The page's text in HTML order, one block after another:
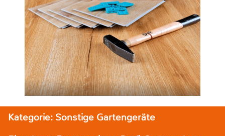
Kategorie: Sonstige Gartengeräte